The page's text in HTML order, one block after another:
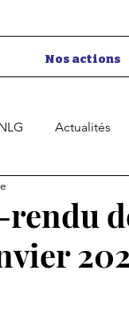
Nos actions
Actualités